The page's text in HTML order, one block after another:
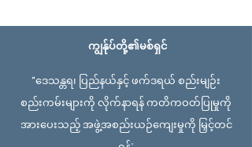
ကျွန်ုပ်တို့၏မစ်ရှင်
“ဒေသန္တရ၊ ပြည်နယ်နှင့် ဖက်ဒရယ် စည်းမျဉ်း
စည်းကမ်းများကို လိုက်နာရန် ကတိကဝတ်ပြုမှုကို
အားပေးသည့် အဖွဲ့အစည်းယဉ်ကျေးမှုကို မြှင့်တင်